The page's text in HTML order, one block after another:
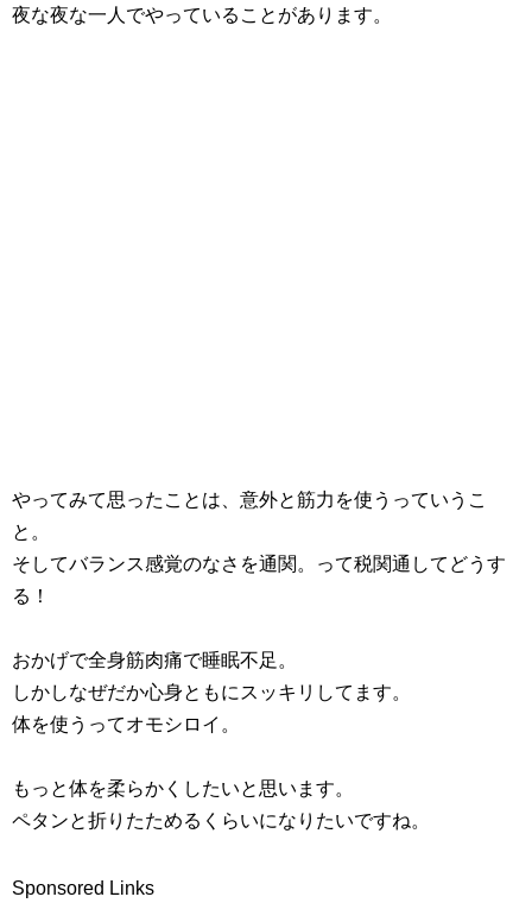
夜な夜な一人でやっていることがあります。
やってみて思ったことは、意外と筋力を使うっていうこ
と。
そしてバランス感覚のなさを通関。って税関通してどうす
る！
おかげで全身筋肉痛で睡眠不足。
しかしなぜだか心身ともにスッキリしてます。
体を使うってオモシロイ。
もっと体を柔らかくしたいと思います。
ペタンと折りたためるくらいになりたいですね。
Sponsored Links